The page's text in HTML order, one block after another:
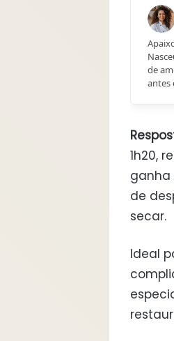
de
antes
1h20,
ganha
de
secar.
Ideal